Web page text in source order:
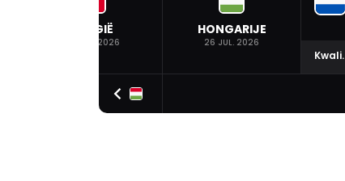
BELGIË
19 JUL. 2026
HONGARIJE
26 JUL. 2026
Kwali.